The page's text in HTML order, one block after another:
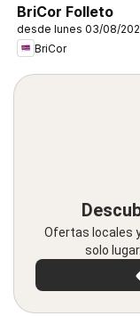
BriCor Folleto
desde lunes 03/08/
BriCor
Ofertas locales
solo